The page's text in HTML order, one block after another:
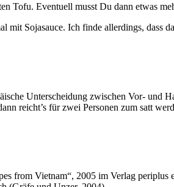
Tofu. Even­tu­ell musst Du dann etwas
mit Soja­sauce. Ich fin­de aller­dings, dass
Unter­schei­dung zwi­schen Vor- und
reicht’s für zwei Per­so­nen zum satt
from Viet­nam“, 2005 im Ver­lag